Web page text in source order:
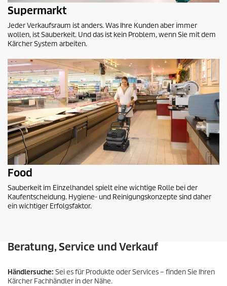
Supermarkt
Jeder Verkaufsraum ist anders. Was Ihre Kunden aber immer
wollen, ist Sauberkeit. Und das ist kein Problem, wenn Sie mit dem
Kärcher System arbeiten.
Food
Sauberkeit im Einzelhandel spielt eine wichtige Rolle bei der
Kaufentscheidung. Hygiene- und Reinigungskonzepte sind daher
ein wichtiger Erfolgsfaktor.
Beratung, Service und Verkauf
Händlersuche: Sei es für Produkte oder Services – finden Sie Ihren
Kärcher Fachhändler in der Nähe.